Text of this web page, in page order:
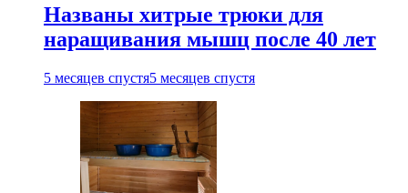
Названы хитрые трюки для
наращивания мышц после 40 лет
5 месяцев спустя5 месяцев спустя